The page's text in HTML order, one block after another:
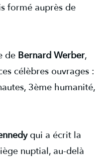
formé auprès de
de Bernard Werber,
célèbres ouvrages :
3ème humanité,
qui a écrit la
nuptial, au-delà